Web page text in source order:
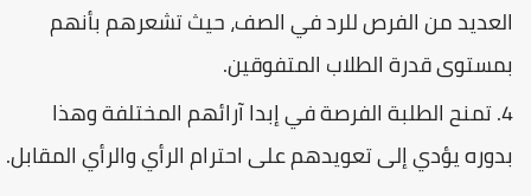
العديد من الفرص للرد في الصف، حيث تشعرهم بأنهم
بمستوى قدرة الطلاب المتفوقين.
تمنح الطلبة الفرصة في إبدا آرائهم المختلفة وهذا
بدوره يؤدي إلى تعويدهم على احترام الرأي والرأي المقابل.